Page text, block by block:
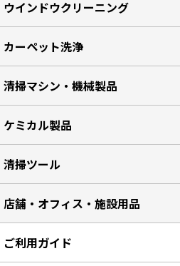
ウインドウクリーニング
カーペット洗浄
清掃マシン・機械製品
ケミカル製品
清掃ツール
店舗・オフィス・施設用品
ご利用ガイド